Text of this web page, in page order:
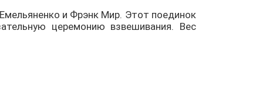
и Фрэнк Мир. Этот поединок
церемонию взвешивания. Вес